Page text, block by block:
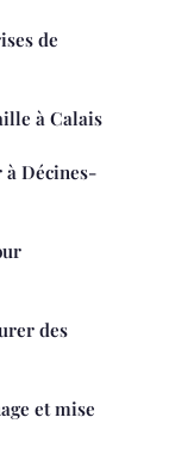
de
à Calais
Décines-
des
et mise